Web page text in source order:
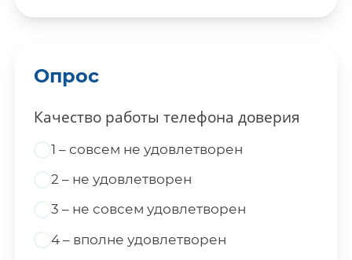
Опрос
Качество работы телефона доверия
1 – совсем не удовлетворен
2 – не удовлетворен
3 – не совсем удовлетворен
4 – вполне удовлетворен